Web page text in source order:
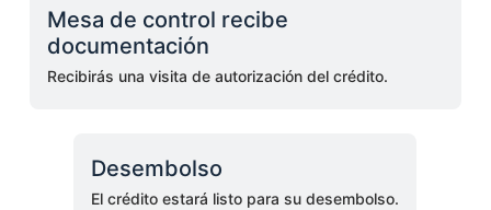
Mesa de control recibe
documentación
Recibirás una visita de autorización del crédito.
Desembolso
El crédito estará listo para su desembolso.